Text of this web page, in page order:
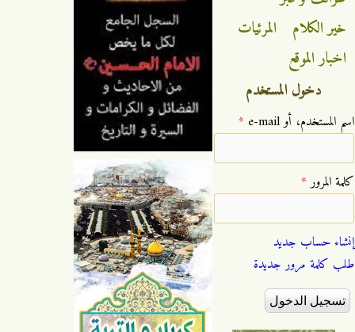
خير الكلام
المرئيات
اخبار الموقع
دخول المستخدم
‏اسم المستخدم، أو e-mail ‏ *
‏كلمة المرور ‏*
إنشاء حساب جديد
طلب كلمة مرور جديدة